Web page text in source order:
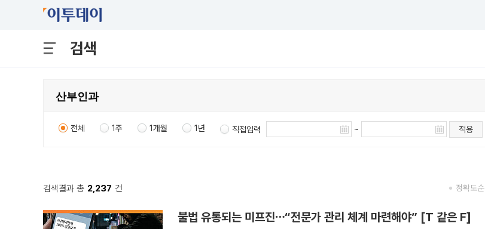
검색
전체 1주 1개월 1년 직접입력 ~ 적용
검색결과 총 2,237 건 정확도순
불법 유통되는 미프진⋯“전문가 관리 체계 마련해야” [T 같은 F]